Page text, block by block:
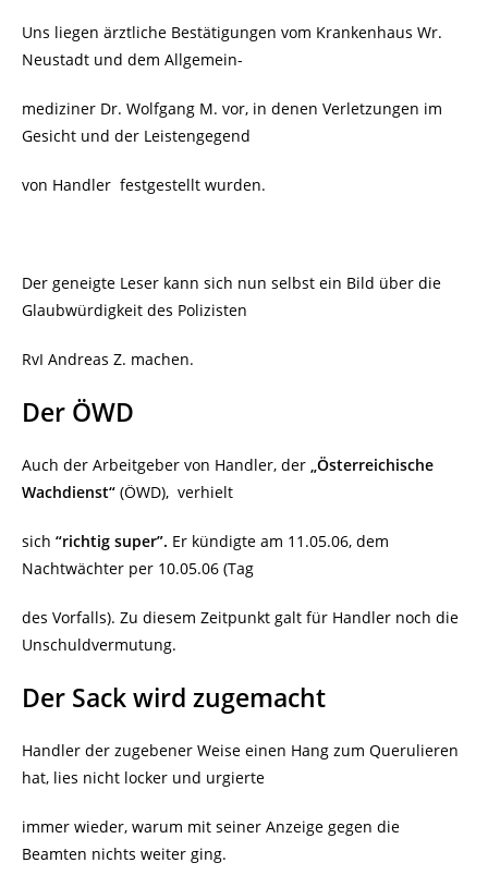
Uns liegen ärztliche Bestätigungen vom Krankenhaus Wr.
Neustadt und dem Allgemein-
mediziner Dr. Wolfgang M. vor, in denen Verletzungen im
Gesicht und der Leistengegend
von Handler festgestellt wurden.
Der geneigte Leser kann sich nun selbst ein Bild über die
Glaubwürdigkeit des Polizisten
RvI Andreas Z. machen.
Der ÖWD
Auch der Arbeitgeber von Handler, der „Österreichische
Wachdienst“ (ÖWD), verhielt
sich “richtig super”. Er kündigte am 11.05.06, dem
Nachtwächter per 10.05.06 (Tag
des Vorfalls). Zu diesem Zeitpunkt galt für Handler noch die
Unschuldvermutung.
Der Sack wird zugemacht
Handler der zugebener Weise einen Hang zum Querulieren
hat, lies nicht locker und urgierte
immer wieder, warum mit seiner Anzeige gegen die
Beamten nichts weiter ging.